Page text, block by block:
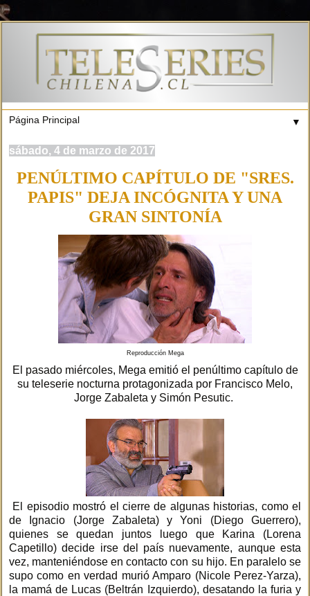
▼
sábado, 4 de marzo de 2017
PENÚLTIMO CAPÍTULO DE "SRES.
PAPIS" DEJA INCÓGNITA Y UNA
GRAN SINTONÍA
Reproducción Mega
El pasado miércoles, Mega emitió el penúltimo capítulo de
su teleserie nocturna protagonizada por Francisco Melo,
Jorge Zabaleta y Simón Pesutic.
El episodio mostró el cierre de algunas historias, como el
de Ignacio (Jorge Zabaleta) y Yoni (Diego Guerrero),
quienes se quedan juntos luego que Karina (Lorena
Capetillo) decide irse del país nuevamente, aunque esta
vez, manteniéndose en contacto con su hijo. En paralelo se
supo como en verdad murió Amparo (Nicole Perez-Yarza),
la mamá de Lucas (Beltrán Izquierdo), desatando la furia y